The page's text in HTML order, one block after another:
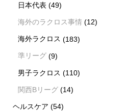
日本代表 (49)
海外のラクロス事情 (12)
海外ラクロス (183)
準リーグ (9)
男子ラクロス (110)
関西Bリーグ (14)
ヘルスケア (54)